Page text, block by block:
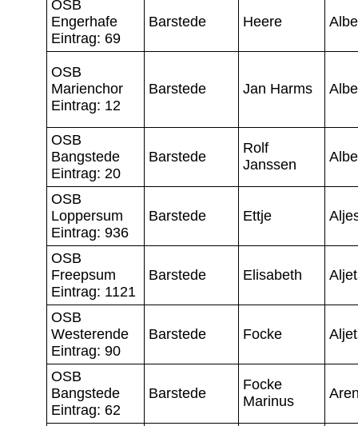
OSB
Engerhafe
Eintrag: 69
Barstede Heere
OSB
Marienchor
Eintrag: 12
Barstede Jan Harms
OSB
Bangstede
Eintrag: 20
Barstede
Rolf
Janssen
OSB
Loppersum
Eintrag: 936
Barstede Ettje
OSB
Freepsum
Eintrag: 1121
Barstede Elisabeth
OSB
Westerende
Eintrag: 90
Barstede Focke
OSB
Bangstede
Eintrag: 62
Barstede
Focke
Marinus